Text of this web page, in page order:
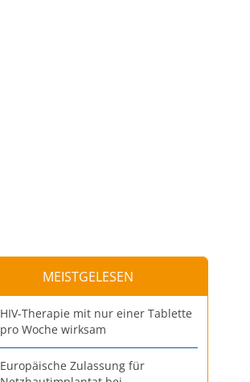
MEISTGELESEN
HIV-Therapie mit nur einer Tablette
pro Woche wirksam
Europäische Zulassung für